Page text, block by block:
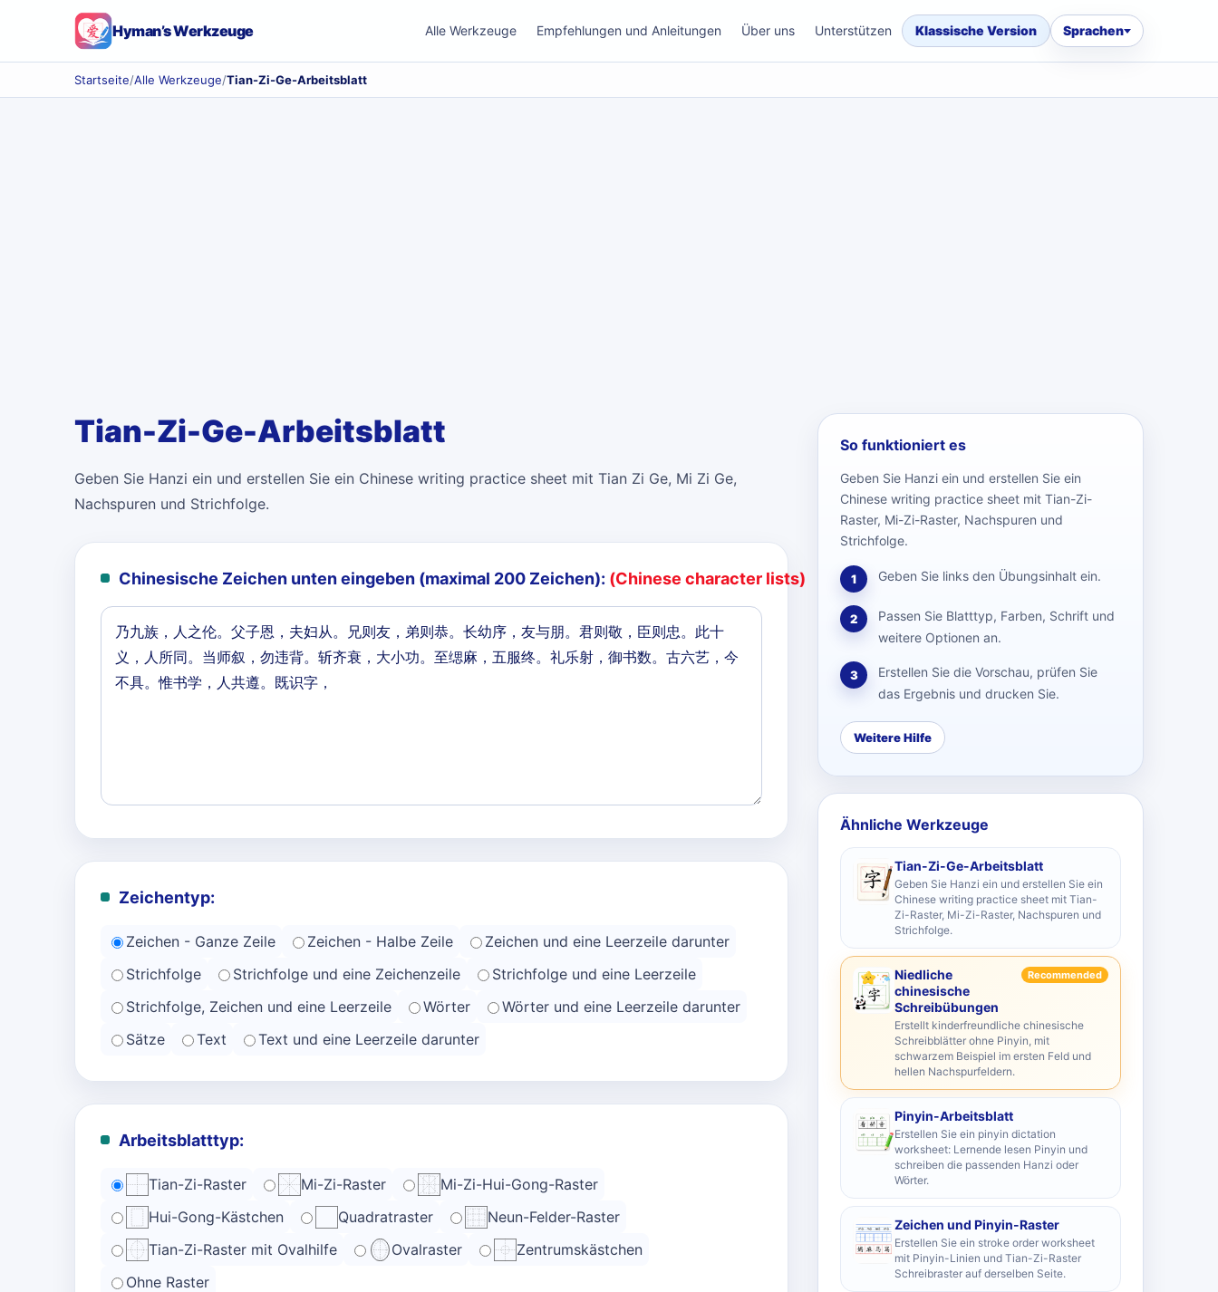
Hyman’s Werkzeuge Alle Werkzeuge Empfehlungen und Anleitungen Über uns Unterstützen Klassische Version Sprachen
Startseite/Alle Werkzeuge/Tian-Zi-Ge-Arbeitsblatt
Tian-Zi-Ge-Arbeitsblatt
Geben Sie Hanzi ein und erstellen Sie ein Chinese writing practice sheet mit Tian Zi Ge, Mi Zi Ge,
Nachspuren und Strichfolge.
Chinesische Zeichen unten eingeben (maximal 200 Zeichen): (Chinese character lists)
Zeichentyp:
Zeichen - Ganze Zeile Zeichen - Halbe Zeile
Zeichen und eine Leerzeile darunter
Strichfolge
Strichfolge und eine Zeichenzeile
Strichfolge und eine Leerzeile
Strichfolge, Zeichen und eine Leerzeile
Wörter
Wörter und eine Leerzeile darunter
Sätze
Text Text und eine Leerzeile darunter
Arbeitsblatttyp:
Tian-Zi-Raster Mi-Zi-Raster
Mi-Zi-Hui-Gong-Raster
Hui-Gong-Kästchen
Quadratraster
Neun-Felder-Raster
Tian-Zi-Raster mit Ovalhilfe
Ovalraster
Zentrumskästchen
Ohne Raster
So funktioniert es
Geben Sie Hanzi ein und erstellen Sie ein
Chinese writing practice sheet mit Tian-Zi-
Raster, Mi-Zi-Raster, Nachspuren und
Strichfolge.
1 Geben Sie links den Übungsinhalt ein.
2
Passen Sie Blatttyp, Farben, Schrift und
weitere Optionen an.
3
Erstellen Sie die Vorschau, prüfen Sie
das Ergebnis und drucken Sie.
Weitere Hilfe
Ähnliche Werkzeuge
Tian-Zi-Ge-Arbeitsblatt
Geben Sie Hanzi ein und erstellen Sie ein
Chinese writing practice sheet mit Tian-
Zi-Raster, Mi-Zi-Raster, Nachspuren und
Strichfolge.
Niedliche
chinesische
Schreibübungen
Recommended
Erstellt kinderfreundliche chinesische
Schreibblätter ohne Pinyin, mit
schwarzem Beispiel im ersten Feld und
hellen Nachspurfeldern.
Pinyin-Arbeitsblatt
Erstellen Sie ein pinyin dictation
worksheet: Lernende lesen Pinyin und
schreiben die passenden Hanzi oder
Wörter.
Zeichen und Pinyin-Raster
Erstellen Sie ein stroke order worksheet
mit Pinyin-Linien und Tian-Zi-Raster
Schreibraster auf derselben Seite.